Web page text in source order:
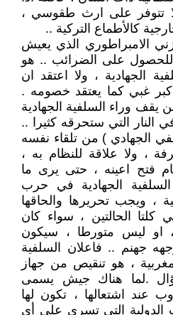
لا تتوفر على ارث طقوسي ،
كالأطماع التركية ..
الامبراطوري الذي يعيش
للحصول على الضرائب .. هو
الجهادية ، ولا اعتقد ان
غبي كما يعتقد خصومه .
يقف وراء السلفية الجهادية
التي ستحرقه كثيرا ..
الجهادي ) من تلقاء نفسه
، ولا علاقة للنظام به ،
فتح اعينه ، حتى يرى ما
الجهادية في حرب
، ويجب تحريرها والحاقها
كلتا الحالتين ، سواء كان
، او ليس متورطا ، سيكون
جهنم .. فاعلان السلفية
، هو تنقيص من جهاز
.لما هناك جيش يسمى
عند اشتعالها ، تكون لها
الدولية التي تسري على أي